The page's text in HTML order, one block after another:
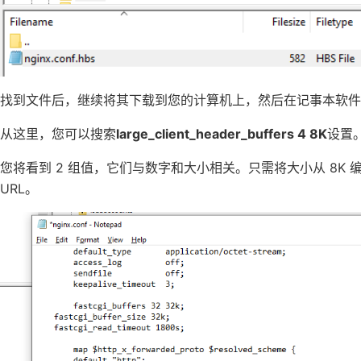
找到文件后，继续将其下载到您的计算机上，然后在记事本软
从这里，您可以搜索large_client_header_buffers 4 8K设置
您将看到 2 组值，它们与数字和大小相关。只需将大小从 8K
URL。